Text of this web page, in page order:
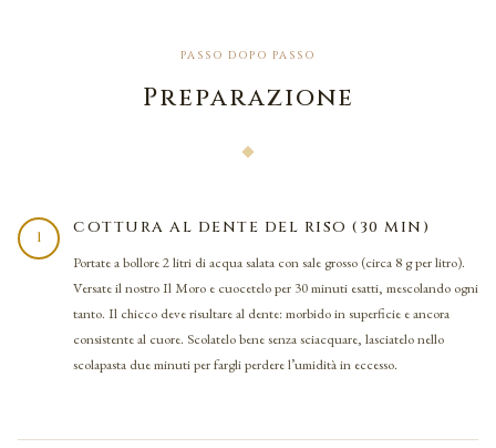
PASSO DOPO PASSO
Preparazione
1
COTTURA AL DENTE DEL RISO (30 MIN)
Portate a bollore 2 litri di acqua salata con sale grosso (circa 8 g per litro).
Versate il nostro Il Moro e cuocetelo per 30 minuti esatti, mescolando ogni
tanto. Il chicco deve risultare al dente: morbido in superficie e ancora
consistente al cuore. Scolatelo bene senza sciacquare, lasciatelo nello
scolapasta due minuti per fargli perdere l’umidità in eccesso.